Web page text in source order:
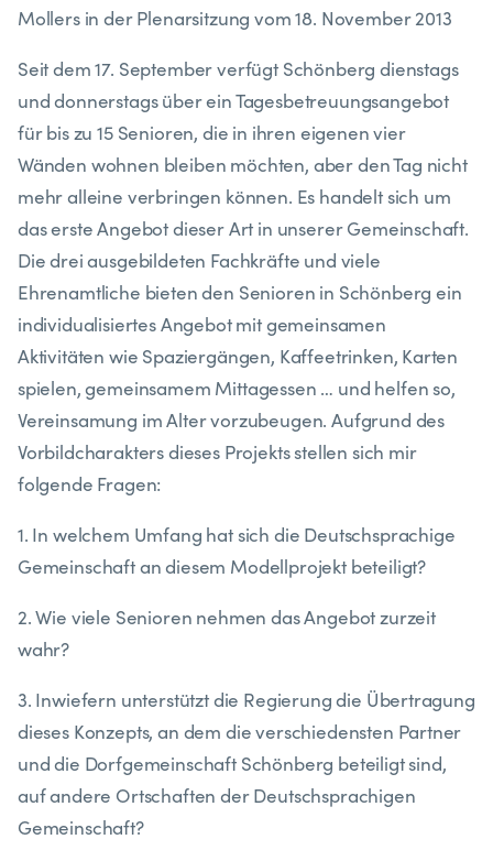
Mollers in der Plenarsitzung vom 18. November 2013
Seit dem 17. September verfügt Schönberg dienstags
und donnerstags über ein Tagesbetreuungsangebot
für bis zu 15 Senioren, die in ihren eigenen vier
Wänden wohnen bleiben möchten, aber den Tag nicht
mehr alleine verbringen können. Es handelt sich um
das erste Angebot dieser Art in unserer Gemeinschaft.
Die drei ausgebildeten Fachkräfte und viele
Ehrenamtliche bieten den Senioren in Schönberg ein
individualisiertes Angebot mit gemeinsamen
Aktivitäten wie Spaziergängen, Kaffeetrinken, Karten
spielen, gemeinsamem Mittagessen … und helfen so,
Vereinsamung im Alter vorzubeugen. Aufgrund des
Vorbildcharakters dieses Projekts stellen sich mir
folgende Fragen:
1. In welchem Umfang hat sich die Deutschsprachige
Gemeinschaft an diesem Modellprojekt beteiligt?
2. Wie viele Senioren nehmen das Angebot zurzeit
wahr?
3. Inwiefern unterstützt die Regierung die Übertragung
dieses Konzepts, an dem die verschiedensten Partner
und die Dorfgemeinschaft Schönberg beteiligt sind,
auf andere Ortschaften der Deutschsprachigen
Gemeinschaft?